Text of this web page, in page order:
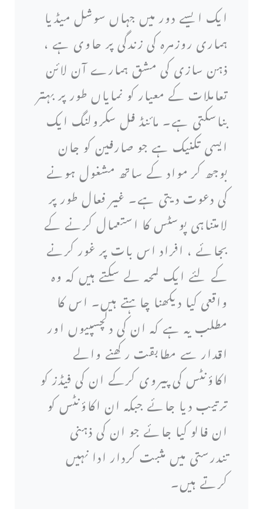
ایک ایسے دور میں جہاں سوشل میڈیا
ہماری روزمرہ کی زندگی پر حاوی ہے ،
ذہن سازی کی مشق ہمارے آن لائن
تعاملات کے معیار کو نمایاں طور پر بہتر
بناسکتی ہے۔ مائنڈ فل سکرولنگ ایک
ایسی تکنیک ہے جو صارفین کو جان
بوجھ کر مواد کے ساتھ مشغول ہونے
کی دعوت دیتی ہے۔ غیر فعال طور پر
لامتناہی پوسٹس کا استعمال کرنے کے
بجائے ، افراد اس بات پر غور کرنے
کے لئے ایک لمحہ لے سکتے ہیں کہ وہ
واقعی کیا دیکھنا چاہتے ہیں۔ اس کا
مطلب یہ ہے کہ ان کی دلچسپیوں اور
اقدار سے مطابقت رکھنے والے
اکاؤنٹس کی پیروی کرکے ان کی فیڈز کو
ترتیب دیا جائے جبکہ ان اکاؤنٹس کو
ان فالو کیا جائے جو ان کی ذہنی
تندرستی میں مثبت کردار ادا نہیں
کرتے ہیں۔